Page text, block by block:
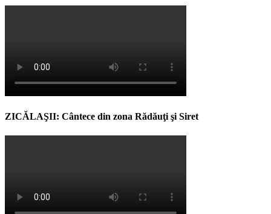
ZICĂLAŞII: Cântece din zona Rădăuţi şi Siret